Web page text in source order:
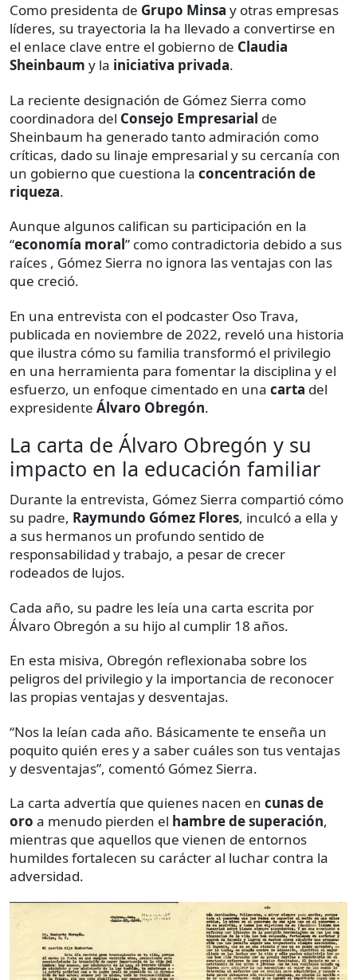
Como presidenta de Grupo Minsa y otras empresas
líderes, su trayectoria la ha llevado a convertirse en
el enlace clave entre el gobierno de Claudia
Sheinbaum y la iniciativa privada.
La reciente designación de Gómez Sierra como
coordinadora del Consejo Empresarial de
Sheinbaum ha generado tanto admiración como
críticas, dado su linaje empresarial y su cercanía con
un gobierno que cuestiona la concentración de
riqueza.
Aunque algunos califican su participación en la
“economía moral” como contradictoria debido a sus
raíces , Gómez Sierra no ignora las ventajas con las
que creció.
En una entrevista con el podcaster Oso Trava,
publicada en noviembre de 2022, reveló una historia
que ilustra cómo su familia transformó el privilegio
en una herramienta para fomentar la disciplina y el
esfuerzo, un enfoque cimentado en una carta del
expresidente Álvaro Obregón.
La carta de Álvaro Obregón y su
impacto en la educación familiar
Durante la entrevista, Gómez Sierra compartió cómo
su padre, Raymundo Gómez Flores, inculcó a ella y
a sus hermanos un profundo sentido de
responsabilidad y trabajo, a pesar de crecer
rodeados de lujos.
Cada año, su padre les leía una carta escrita por
Álvaro Obregón a su hijo al cumplir 18 años.
En esta misiva, Obregón reflexionaba sobre los
peligros del privilegio y la importancia de reconocer
las propias ventajas y desventajas.
“Nos la leían cada año. Básicamente te enseña un
poquito quién eres y a saber cuáles son tus ventajas
y desventajas”, comentó Gómez Sierra.
La carta advertía que quienes nacen en cunas de
oro a menudo pierden el hambre de superación,
mientras que aquellos que vienen de entornos
humildes fortalecen su carácter al luchar contra la
adversidad.